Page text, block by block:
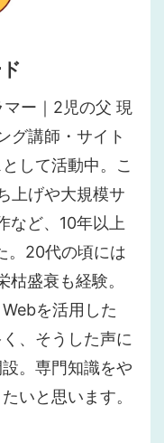
ー｜2児の父 現
グ講師・サイト
して活動中。こ
上げや大規模サ
など、10年以上
。20代の頃には
盛衰も経験。
を活用した
、そうした声に
。専門知識をや
いと思います。